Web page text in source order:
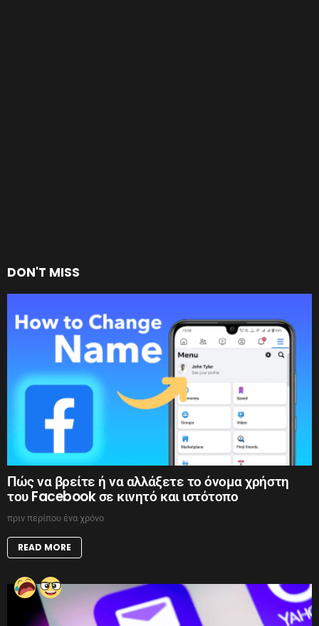
DON'T MISS
Πώς να βρείτε ή να αλλάξετε το όνομα χρήστη
του Facebook σε κινητό και ιστότοπο
πριν περίπου ένα χρόνο
READ MORE